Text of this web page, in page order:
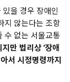
있을 경우 장애인
지 않는다는 조항
수 없는 서울교통
만 법리상 ‘장애
서 시정명령까지